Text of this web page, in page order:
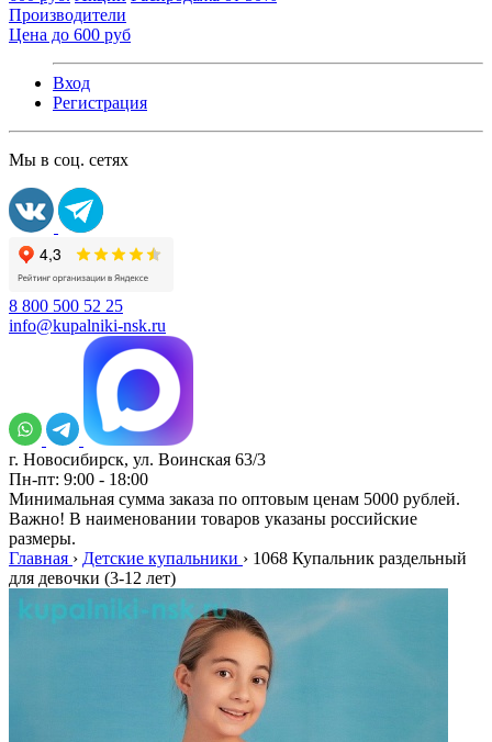
Производители
Цена до 600 руб
Вход
Регистрация
Мы в соц. сетях
8 800 500 52 25
info@kupalniki-nsk.ru
г. Новосибирск, ул. Воинская 63/3
Пн-пт: 9:00 - 18:00
Минимальная сумма заказа по оптовым ценам 5000 рублей.
Важно! В наименовании товаров указаны российские
размеры.
Главная › Детские купальники › 1068 Купальник раздельный
для девочки (3-12 лет)